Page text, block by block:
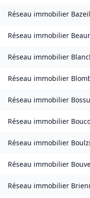
Réseau immobilier
Réseau immobilier
Réseau immobilier
Réseau immobilier
Réseau immobilier
Réseau immobilier
Réseau immobilier
Réseau immobilier
Réseau immobilier